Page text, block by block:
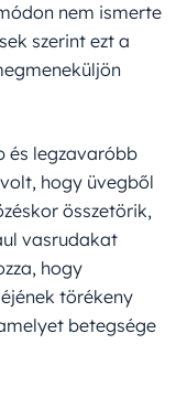
nem ismerte
szerint ezt a
és legzavaróbb
hogy üvegből
összetörik,
vasrudakat
hogy
törékeny
betegsége